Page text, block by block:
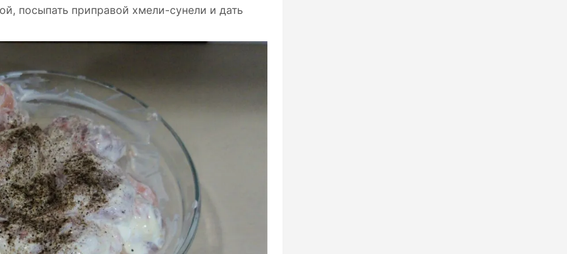
посыпать приправой хмели-сунели и дать